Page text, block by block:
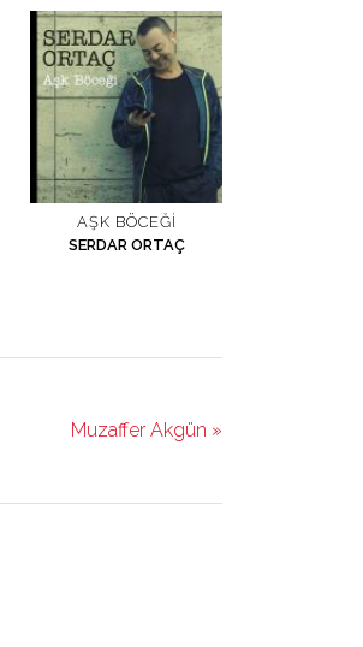
AŞK BÖCEĞI
SERDAR ORTAÇ
Muzaffer Akgün »